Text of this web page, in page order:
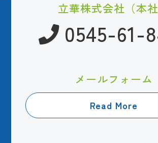
立華株式会社（本社
0545-61-
メールフォーム
Read More